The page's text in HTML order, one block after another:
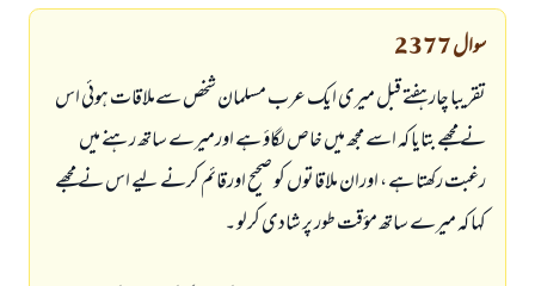
سوال2377
تقریبا چار ہفتے قبل میری ایک عرب مسلمان شخص سےملاقات ہوئی اس
نے مجھے بتایا کہ اسے مجھ میں خاص لگاؤ ہے اورمیرے ساتھ رہنے میں
رغبت رکھتا ہے ، اوران ملاقاتوں کو صحیح اورقائم کرنے لیے اس نے مجھے
کہا کہ میرے ساتھ مؤقت طور پر شادی کرلو ۔